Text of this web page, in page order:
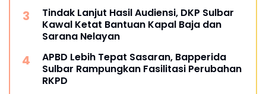
Tindak Lanjut Hasil Audiensi, DKP Sulbar
Kawal Ketat Bantuan Kapal Baja dan
Sarana Nelayan
APBD Lebih Tepat Sasaran, Bapperida
Sulbar Rampungkan Fasilitasi Perubahan
RKPD